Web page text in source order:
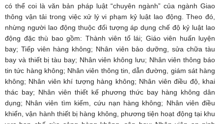
có thể coi là văn bản pháp luật “chuyên ngành” của ngành Giao
thông vận tải trong việc xử lý vi phạm kỷ luật lao động. Theo đó,
nhừng người lao động thuộc đối tượng áp dụng chế độ kỷ luật lao
động đặc thù bao gồm: Thành viên tổ lái; Giáo viên huấn luyện
bay; Tiếp viên hàng không; Nhân viên bảo dưỡng, sửa chữa tàu
bay và thiết bị tàu bay; Nhân viên không lưu; Nhân viên thông báo
tin tức hàng không; Nhân viên thông tin, dẫn đường, giám sát hàng
không; Nhân viên khí tượng hàng không; Nhân viên điều độ, khai
thác bay; Nhân viên thiết kế phương thức bay hàng không dân
dụng; Nhân viên tìm kiếm, cứu nạn hàng không; Nhân viên điều
khiển, vận hành thiết bị hàng không, phương tiện hoạt động tại khu